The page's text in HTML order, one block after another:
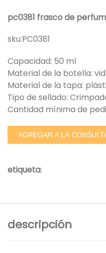
pc0381 frasco de
sku:PC0381
Capacidad: 50 ml
Material de la botella:
Material de la tapa:
Tipo de sellado:
Cantidad mínima de
AGREGAR A LA
etiqueta:
descripción